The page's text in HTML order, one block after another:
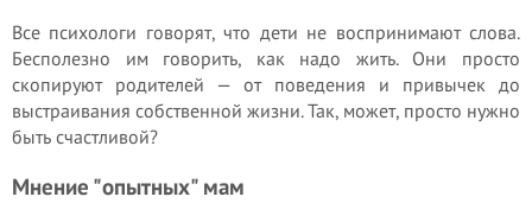
Все психологи говорят, что дети не воспринимают слова.
Бесполезно им говорить, как надо жить. Они просто
скопируют родителей — от поведения и привычек до
выстраивания соб­ственной жизни. Так, может, просто нужно
быть счаст­ливой?
Мнение "опытных" мам